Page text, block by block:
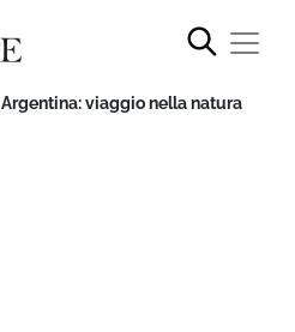
Argentina: viaggio nella natura